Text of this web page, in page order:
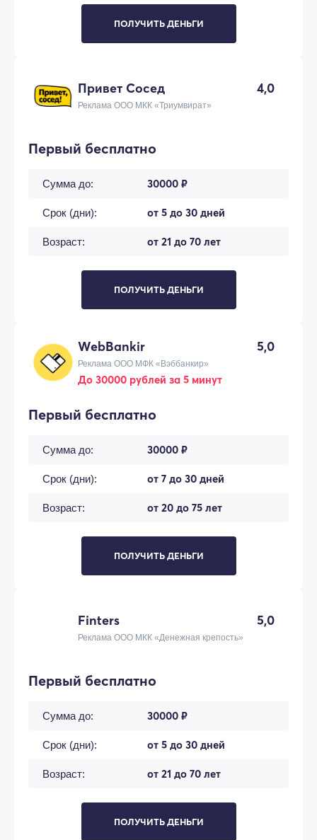
ПОЛУЧИТЬ ДЕНЬГИ
Привет Сосед 4,0
Реклама ООО МКК «Триумвират»
Первый бесплатно
Сумма до: 30000 ₽
Срок (дни): от 5 до 30 дней
Возраст: от 21 до 70 лет
ПОЛУЧИТЬ ДЕНЬГИ
WebBankir 5,0
Реклама ООО МФК «Вэббанкир»
До 30000 рублей за 5 минут
Первый бесплатно
Сумма до: 30000 ₽
Срок (дни): от 7 до 30 дней
Возраст: от 20 до 75 лет
ПОЛУЧИТЬ ДЕНЬГИ
Finters 5,0
Реклама ООО МКК «Денежная крепость»
Первый бесплатно
Сумма до: 30000 ₽
Срок (дни): от 5 до 30 дней
Возраст: от 21 до 70 лет
ПОЛУЧИТЬ ДЕНЬГИ